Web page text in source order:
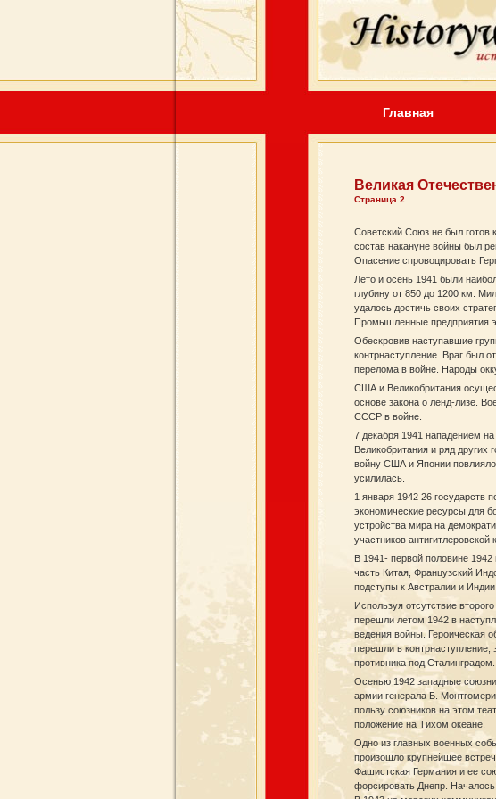
Главная
Великая
Страница 2
Советский Союз не был готов
состав накануне войны был
Опасение спровоцировать
Лето и осень 1941 были
глубину от 850 до 1200 км.
удалось достичь своих
Промышленные предприятия
Обескровив наступавшие
контрнаступление. Враг был
перелома в войне. Народы
США и Великобритания
основе закона о ленд-лизе.
СССР в войне.
7 декабря 1941 нападением
Великобритания и ряд
войну США и Японии повлияло
усилилась.
1 января 1942 26 государств
экономические ресурсы для
устройства мира на
участников
В 1941- первой половине
часть Китая, Французский
подступы к Австралии и Индии.
Используя отсутствие
перешли летом 1942 в
ведения войны. Героическая
перешли в
противника под
Осенью 1942 западные
армии генерала Б.
пользу союзников на этом
положение на Тихом океане.
Одно из главных военных
произошло крупнейшее
Фашистская Германия и ее
форсировать Днепр.